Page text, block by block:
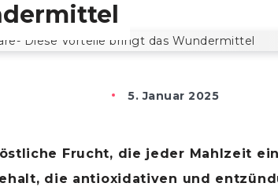
5. Januar 2025
Frucht, die jeder Mahlzeit
die antioxidativen und